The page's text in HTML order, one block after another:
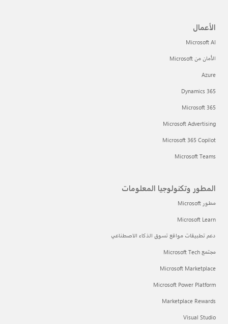
الأعمال
Microsoft AI
الأمان من Microsoft
Azure
Dynamics 365
Microsoft 365
Microsoft Advertising
Microsoft 365 Copilot
Microsoft Teams
المطور وتكنولوجيا المعلومات
مطور Microsoft
Microsoft Learn
دعم تطبيقات مواقع تسوق الذكاء الاصطناعي
مجتمع Microsoft Tech
Microsoft Marketplace
Microsoft Power Platform
Marketplace Rewards
Visual Studio